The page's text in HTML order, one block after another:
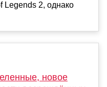
Legends 2, однако
новое